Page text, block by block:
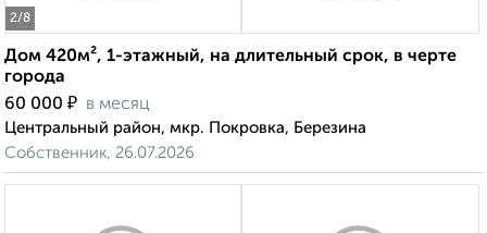
2/8
Дом 420м², 1-этажный, на длительный срок, в черте
города
60 000 ₽ в месяц
Центральный район, мкр. Покровка, Березина
Собственник, 26.07.2026